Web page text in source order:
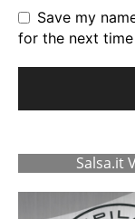
Save my
for the next
Salsa.it